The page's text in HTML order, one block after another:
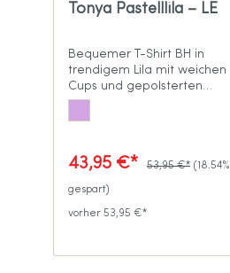
Tonya Pastelllila – LE
Bequemer T-Shirt BH in
trendigem Lila mit weichen
Cups und gepolsterten
Trägern
43,95 €* 53,95 €* (18.54%
gespart)
vorher 53,95 €*